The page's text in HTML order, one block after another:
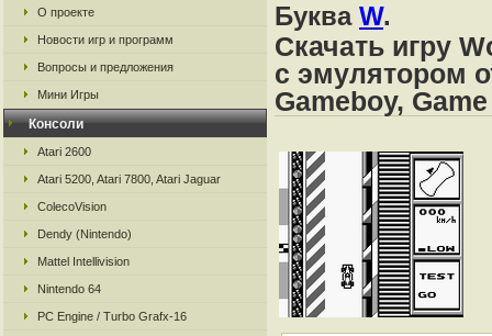
О проекте
Новости игр и программ
Вопросы и предложения
Мини Игры
Консоли
Atari 2600
Atari 5200, Atari 7800, Atari Jaguar
ColecoVision
Dendy (Nintendo)
Mattel Intellivision
Nintendo 64
PC Engine / Turbo Grafx-16
Буква W.
Скачать игру
с эмулятором
Gameboy,